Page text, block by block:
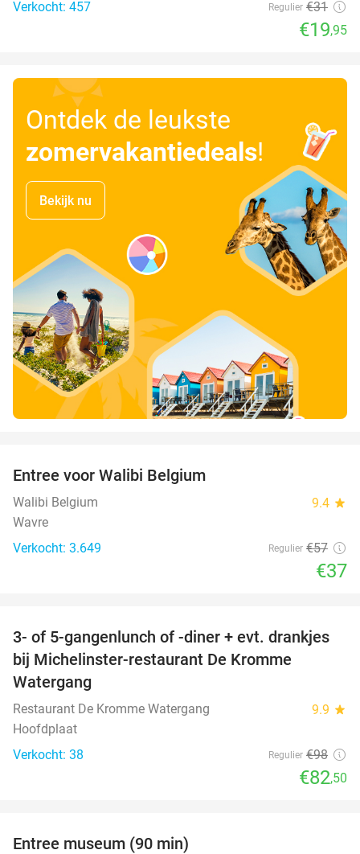
Verkocht: 457
Regulier €31
€19,95
Ontdek de leukste
zomervakantiedeals!
Bekijk nu
Entree voor Walibi Belgium
Walibi Belgium 9.4 star
Wavre
Verkocht: 3.649
Regulier €57
€37
16%
3- of 5-gangenlunch of -diner + evt. drankjes
bij Michelinster-restaurant De Kromme
Watergang
Restaurant De Kromme Watergang 9.9 star
Hoofdplaat
Verkocht: 38
Regulier €98
€82,50
Entree museum (90 min)